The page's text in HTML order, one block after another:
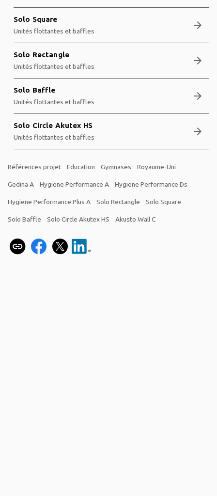
Solo Square
Unités flottantes et baffles arrow_forward
Solo Rectangle
Unités flottantes et baffles arrow_forward
Solo Baffle
Unités flottantes et baffles arrow_forward
Solo Circle Akutex HS
Unités flottantes et baffles arrow_forward
Références projet Education Gymnases Royaume-Uni
Gedina A Hygiene Performance A Hygiene Performance Ds
Hygiene Performance Plus A Solo Rectangle Solo Square
Solo Baffle Solo Circle Akutex HS Akusto Wall C